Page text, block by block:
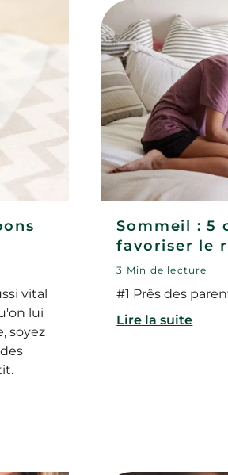
de
organisme à se
microbes. Alors
indispensable de
enfant ? À quel
vacciné
quand faire le
vital
lui
soyez
Sommeil : 5
favoriser le
nouveau-né
3 Min de lecture
#1 Prês des
Lire la suite